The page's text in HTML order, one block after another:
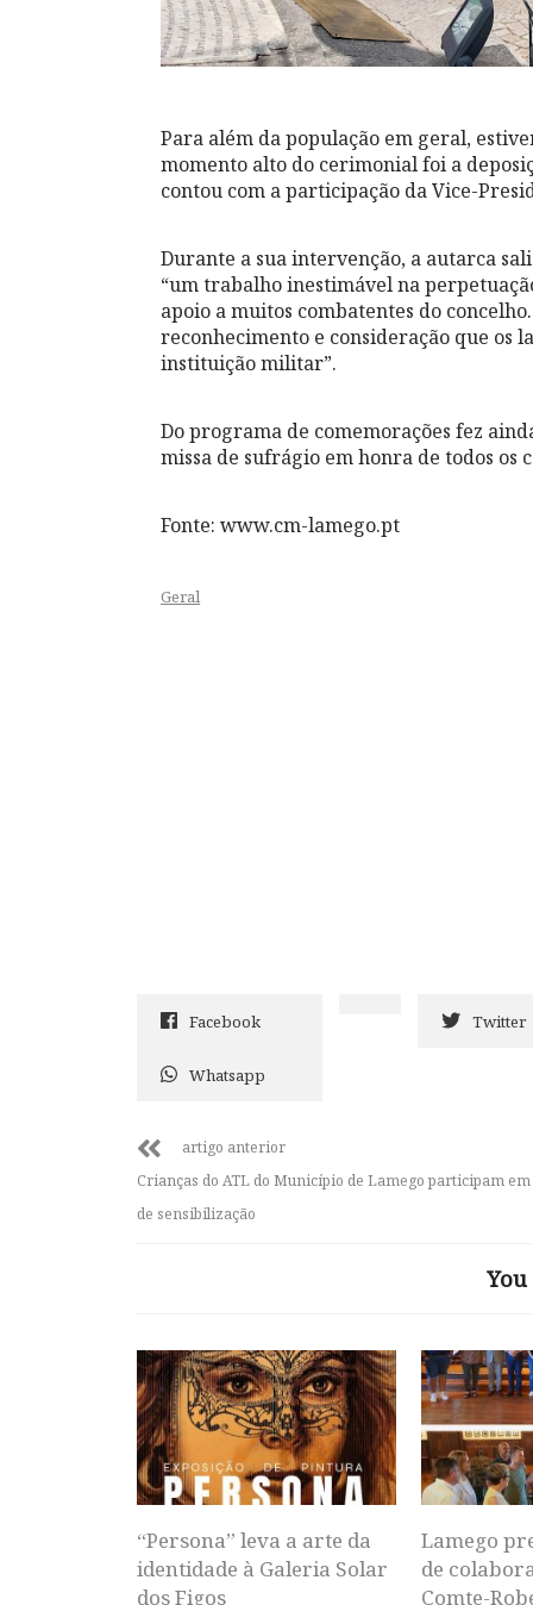
Para além da população em geral,
momento alto do cerimonial foi a
contou com a participação da Vice-
Durante a sua intervenção, a autarca
“um trabalho inestimável na
apoio a muitos combatentes do
reconhecimento e consideração que os
instituição militar”.
Do programa de comemorações fez
missa de sufrágio em honra de todos os
Fonte: www.cm-lamego.pt
Geral
Facebook Twitter
Whatsapp
artigo anterior
Crianças do ATL do Município de Lamego participam em
de sensibilização
“Persona” leva a arte da
identidade à Galeria Solar
dos Figos
Lamego
de
Comte-